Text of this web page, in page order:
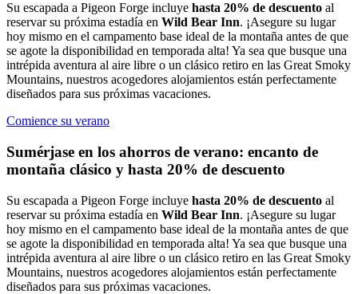
Su escapada a Pigeon Forge incluye hasta 20% de descuento al
reservar su próxima estadía en Wild Bear Inn. ¡Asegure su lugar
hoy mismo en el campamento base ideal de la montaña antes de que
se agote la disponibilidad en temporada alta! Ya sea que busque una
intrépida aventura al aire libre o un clásico retiro en las Great Smoky
Mountains, nuestros acogedores alojamientos están perfectamente
diseñados para sus próximas vacaciones.
Comience su verano
Sumérjase en los ahorros de verano: encanto de
montaña clásico y hasta 20% de descuento
Su escapada a Pigeon Forge incluye hasta 20% de descuento al
reservar su próxima estadía en Wild Bear Inn. ¡Asegure su lugar
hoy mismo en el campamento base ideal de la montaña antes de que
se agote la disponibilidad en temporada alta! Ya sea que busque una
intrépida aventura al aire libre o un clásico retiro en las Great Smoky
Mountains, nuestros acogedores alojamientos están perfectamente
diseñados para sus próximas vacaciones.